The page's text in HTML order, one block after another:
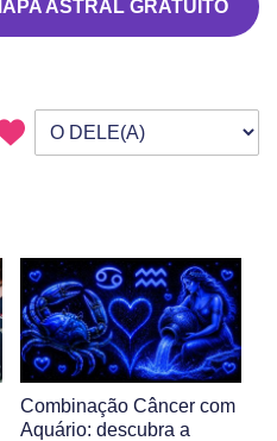
ASTRAL GRATUITO
Combinação Câncer com
Aquário: descubra a